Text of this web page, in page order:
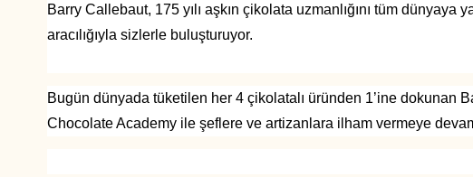
Barry Callebaut, 175 yılı aşkın çikolata uzmanlığını tüm
aracılığıyla sizlerle buluşturuyor.
Bugün dünyada tüketilen her 4 çikolatalı üründen 1’ine dokunan
Chocolate Academy ile şeflere ve artizanlara ilham vermeye